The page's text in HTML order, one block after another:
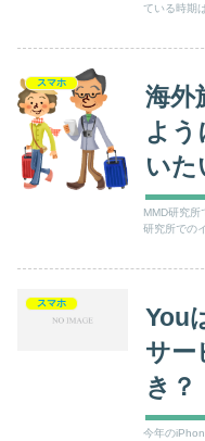
ている時期
スマホ
海外
よ
いた
MMD研究
研究所での
スマホ
You
サー
き？
今年の